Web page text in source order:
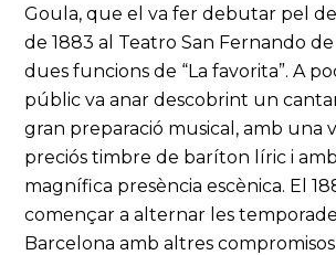
Goula, que el va fer debutar pel
de 1883 al Teatro San Fernando
dues funcions de “La favorita”. A
públic va anar descobrint un
gran preparació musical, amb una
preciós timbre de baríton líric i
magnífica presència escènica. El
començar a alternar les
Barcelona amb altres